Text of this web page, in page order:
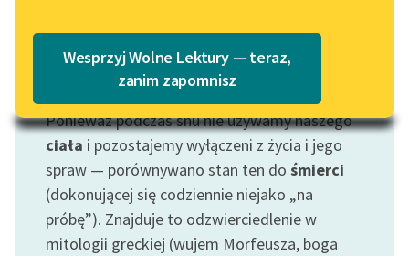
Lektury szkolne i klasyka
literatury do słuchania dla
uczennic i uczniów z
niepełnosprawnościami
E-kolekcja lektur
szkolnych i literatury do
słuchania dla uczennic i
uczniów z
Katalog w formacie PDF
Wesprzyj Wolne Lektury — teraz,
zanim zapomnisz
Motyw: Sen
Ponieważ podczas snu nie używamy naszego
ciała i pozostajemy wyłączeni z życia i jego
spraw — porównywano stan ten do śmierci
(dokonującej się codziennie niejako „na
próbę”). Znajduje to odzwierciedlenie w
mitologii greckiej (wujem Morfeusza, boga